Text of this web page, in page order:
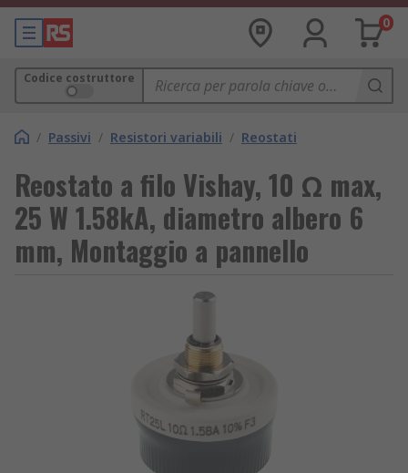
0
Codice costruttore
/ Passivi / Resistori variabili / Reostati
Reostato a filo Vishay, 10 Ω max,
25 W 1.58kA, diametro albero 6
mm, Montaggio a pannello